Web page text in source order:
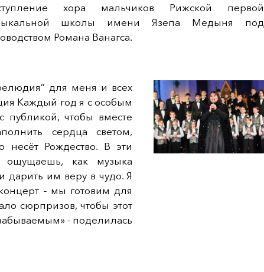
хора мальчиков Рижской первой
школы имени Язепа Медыня под
Романа Ванагса.
для меня и всех
Каждый год я с особым
публикой, чтобы вместе
сердца светом,
несёт Рождество. В эти
ощущаешь, как музыка
дарить им веру в чудо. Я
- мы готовим для
сюрпризов, чтобы этот
- поделилась